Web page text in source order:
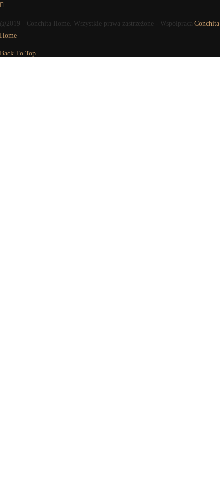
@2019 - Conchita Home. Wszystkie prawa zastrzeżone - Współpraca Conchita
Home
Back To Top